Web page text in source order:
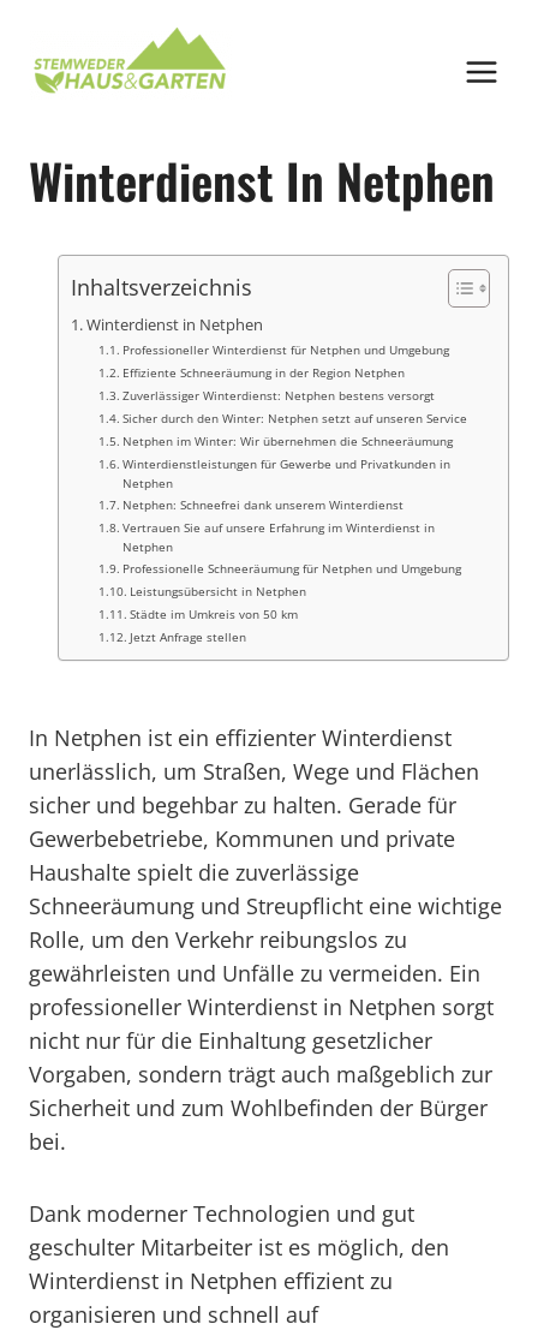
springen
Winterdienst In Netphen
Inhaltsverzeichnis
Winterdienst in Netphen
Professioneller Winterdienst für Netphen und Umgebung
Effiziente Schneeräumung in der Region Netphen
Zuverlässiger Winterdienst: Netphen bestens versorgt
Sicher durch den Winter: Netphen setzt auf unseren Service
Netphen im Winter: Wir übernehmen die Schneeräumung
Winterdienstleistungen für Gewerbe und Privatkunden in
Netphen
Netphen: Schneefrei dank unserem Winterdienst
Vertrauen Sie auf unsere Erfahrung im Winterdienst in
Netphen
Professionelle Schneeräumung für Netphen und Umgebung
Leistungsübersicht in Netphen
Städte im Umkreis von 50 km
Jetzt Anfrage stellen
In Netphen ist ein effizienter Winterdienst
unerlässlich, um Straßen, Wege und Flächen
sicher und begehbar zu halten. Gerade für
Gewerbebetriebe, Kommunen und private
Haushalte spielt die zuverlässige
Schneeräumung und Streupflicht eine wichtige
Rolle, um den Verkehr reibungslos zu
gewährleisten und Unfälle zu vermeiden. Ein
professioneller Winterdienst in Netphen sorgt
nicht nur für die Einhaltung gesetzlicher
Vorgaben, sondern trägt auch maßgeblich zur
Sicherheit und zum Wohlbefinden der Bürger
bei.
Dank moderner Technologien und gut
geschulter Mitarbeiter ist es möglich, den
Winterdienst in Netphen effizient zu
organisieren und schnell auf